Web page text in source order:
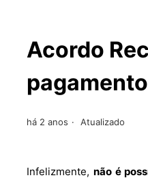
Acordo
há 2 anos Atualizado
Infelizmente, não é